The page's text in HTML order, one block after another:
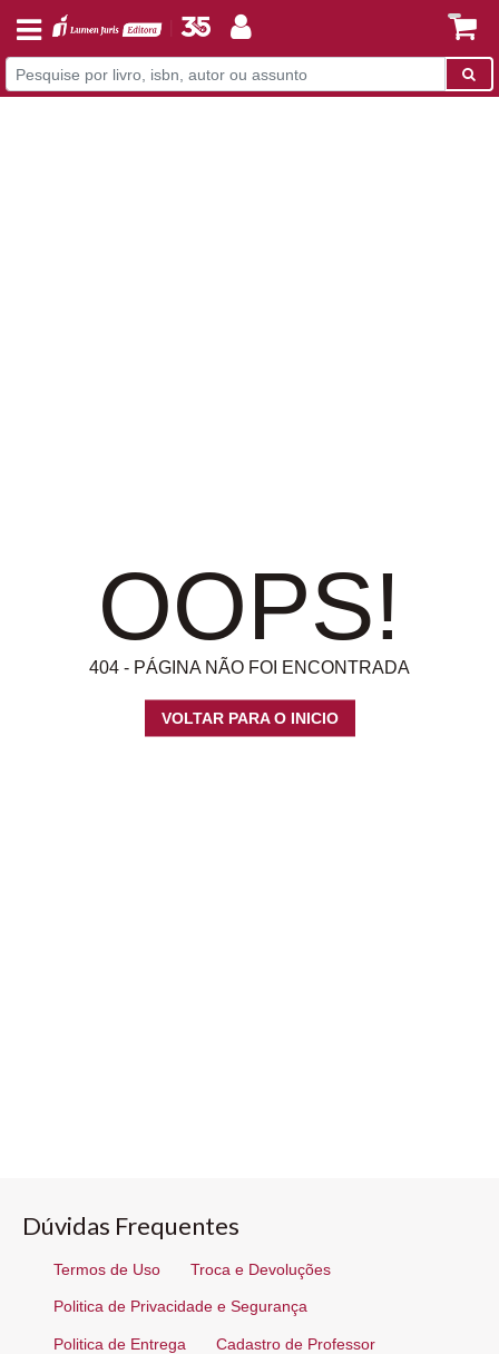
OOPS!
404 - PÁGINA NÃO FOI ENCONTRADA
VOLTAR PARA O INICIO
Dúvidas Frequentes
Termos de Uso Troca e Devoluções
Politica de Privacidade e Segurança
Politica de Entrega Cadastro de Professor